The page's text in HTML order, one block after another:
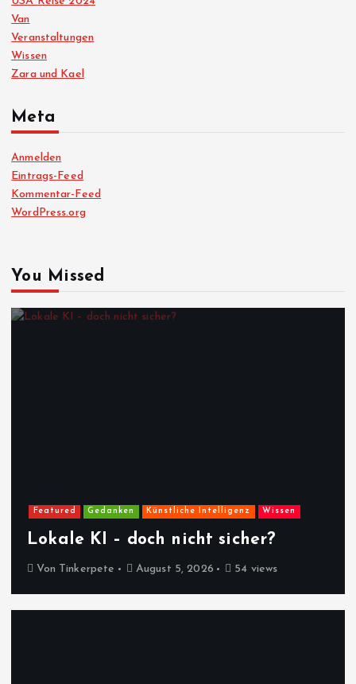
Van
Veranstaltungen
Wissen
Zara und Kael
Meta
Anmelden
Eintrags-Feed
Kommentar-Feed
WordPress.org
You Missed
Featured Gedanken Künstliche Intelligenz Wissen
Lokale KI – doch nicht sicher?
Von Tinkerpete August 5, 2026 54 views